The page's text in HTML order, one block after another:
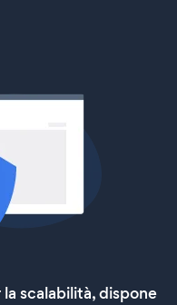
scalabilità, dispone